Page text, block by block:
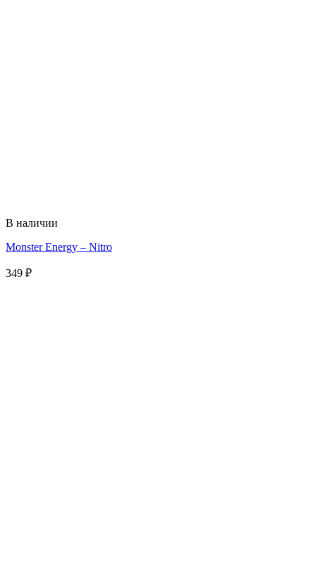
В наличии
Monster Energy – Nitro
349 ₽